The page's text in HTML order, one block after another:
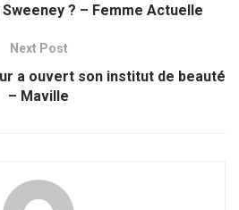
? – Femme Actuelle
Next Post
a ouvert son institut de beauté
– Maville